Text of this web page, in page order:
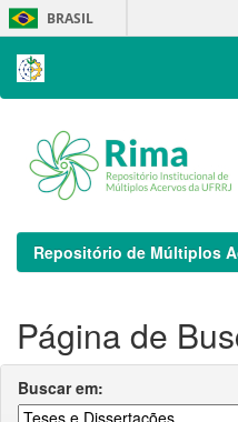
Skip
navigation
BRASIL
Repositório de Múltiplos
Página de
Buscar em: